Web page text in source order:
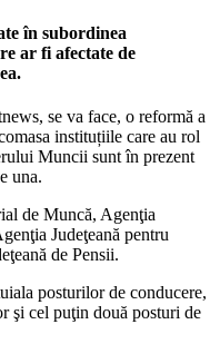
în subordinea
ar fi afectate de
se va face, o reformă a
instituțiile care au rol
Muncii sunt în prezent
una.
de Muncă, Agenţia
Judeţeană pentru
de Pensii.
posturilor de conducere,
şi cel puţin două posturi de